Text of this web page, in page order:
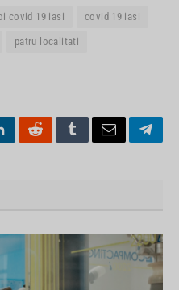
covid 19 iasi covid 19 iasi
patru localitati
RedditTumblrEmail